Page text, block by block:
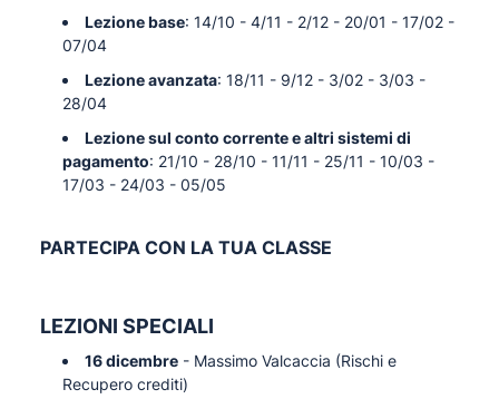
Lezione base: 14/10 - 4/11 - 2/12 - 20/01 - 17/02 -
07/04
Lezione avanzata: 18/11 - 9/12 - 3/02 - 3/03 -
28/04
Lezione sul conto corrente e altri sistemi di
pagamento: 21/10 - 28/10 - 11/11 - 25/11 - 10/03 -
17/03 - 24/03 - 05/05
PARTECIPA CON LA TUA CLASSE
LEZIONI SPECIALI
16 dicembre - Massimo Valcaccia (Rischi e
Recupero crediti)